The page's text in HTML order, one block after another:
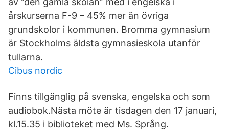
årskurserna F-9 – 45% mer än övriga
grundskolor i kommunen. Bromma gymnasium
är Stockholms äldsta gymnasieskola utanför
tullarna.
Cibus nordic
Finns tillgänglig på svenska, engelska och som
audiobok.Nästa möte är tisdagen den 17 januari,
kl.15.35 i biblioteket med Ms. Språng.